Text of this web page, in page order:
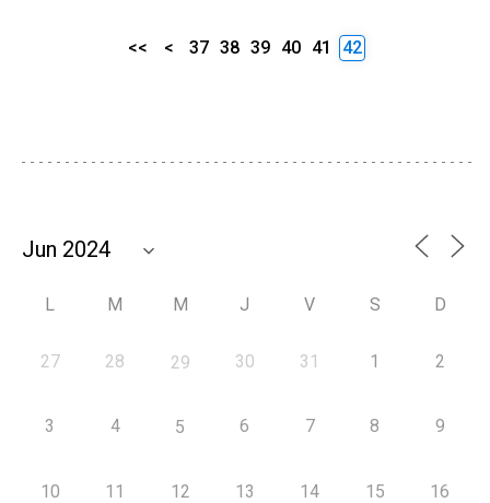
<< < 37 38 39 40 41 42
L M M J V S D
27 28 29 30 31 1 2
3 4 5 6 7 8 9
10 11 12 13 14 15 16